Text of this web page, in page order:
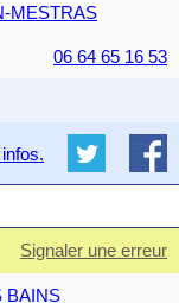
MESTRAS
06 64 65 16 53
Signaler une erreur
BAINS